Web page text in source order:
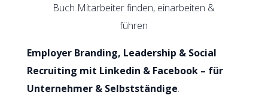
Buch Mitarbeiter finden, einarbeiten &
führen
Employer Branding, Leadership & Social
Recruiting mit Linkedin & Facebook – für
Unternehmer & Selbstständige.